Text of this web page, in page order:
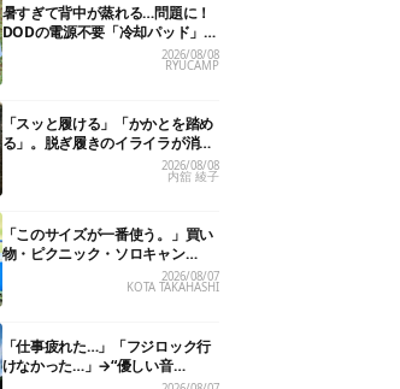
暑すぎて背中が蒸れる…問題に！
DODの電源不要「冷却パッド」を
試したら、夏の移動がラクになっ
た
2026/08/08
RYUCAMP
「スッと履ける」「かかとを踏め
る」。脱ぎ履きのイライラが消え
る快適“スニーカーサンダル”6選
2026/08/08
内舘 綾子
「このサイズが一番使う。」買い
物・ピクニック・ソロキャン
に“ちょうどいい”小型クーラーボ
ックス13選
2026/08/07
KOTA TAKAHASHI
「仕事疲れた…」「フジロック行
けなかった…」→“優しい音
楽”と“大きな自然”で治癒。まだ間